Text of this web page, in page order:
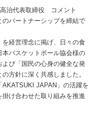
治代表取締役 コメント
パートナーシップを締結で
経営理念に掲げ、日々の食
バスケットボール協会様の
よび「国民の心身の健全な発
方針に深く共感しました。
JAPAN」の活躍を
け合わせた取り組みを推進